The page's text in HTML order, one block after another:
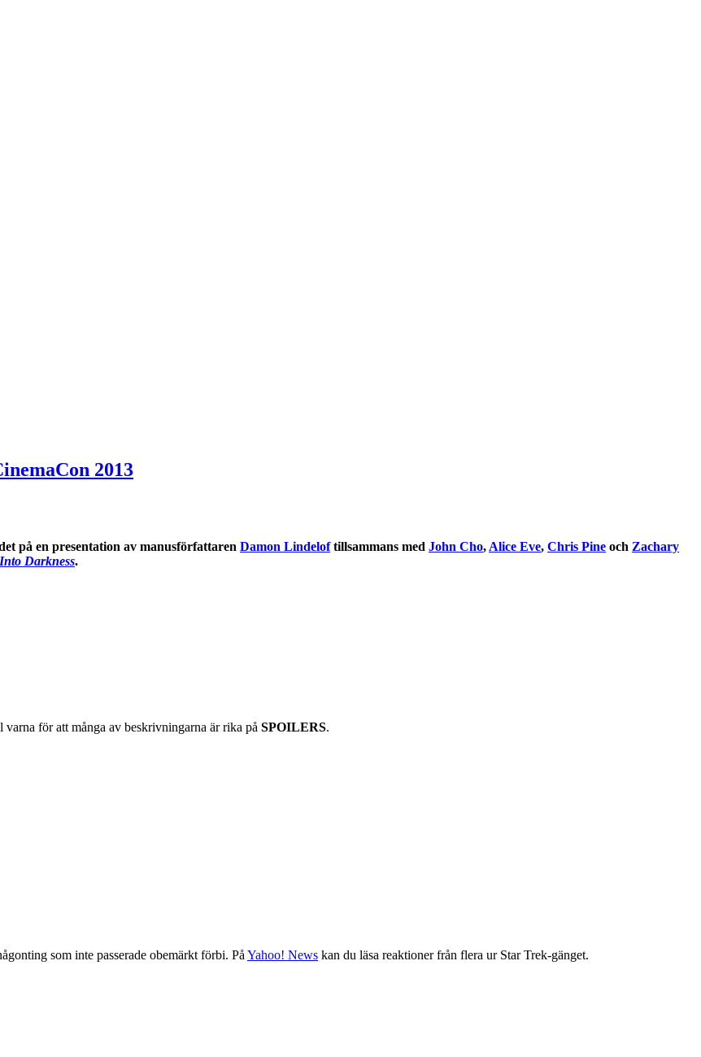
2013
på en presentation av manusförfattaren Damon Lindeloftillsammans med John Cho, Alice Eve, Chris Pine och Zachary
Darkness.
för att många av beskrivningarna är rika på SPOILERS.
som inte passerade obemärkt förbi. På Yahoo! News kan du läsa reaktioner från flera ur Star Trek-gänget.